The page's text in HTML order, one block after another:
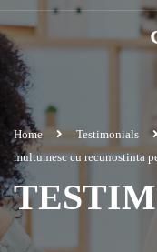
Home
Testimonials
multumesc cu recunostinta